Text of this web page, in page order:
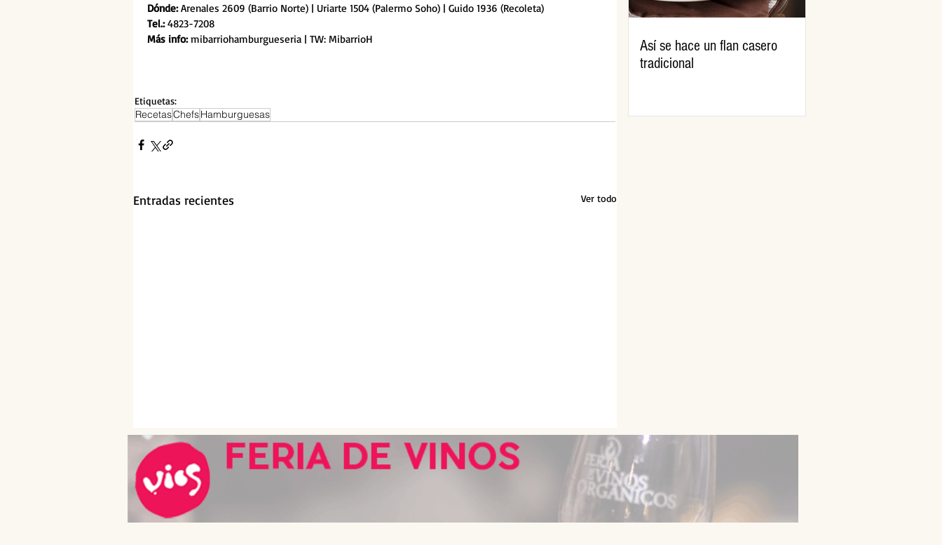
Dónde: Arenales 2609 (Barrio Norte) | Uriarte 1504 (Palermo Soho) | Guido 1936 (Recoleta)
Tel.: 4823-7208
Más info: mibarriohamburgueseria | TW: MibarrioH
Etiquetas:
RecetasChefsHamburguesas
Entradas recientes Ver todo
Así se hace un flan casero
tradicional